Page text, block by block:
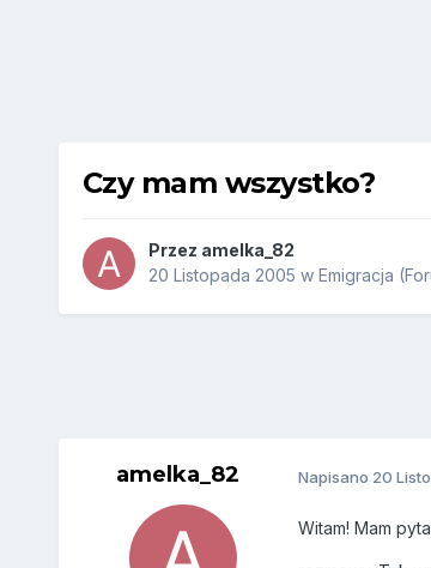
Czy mam wszystko?
Przez amelka_82
20 Listopada 2005 w Emigracja
amelka_82 Napisano 20
Witam! Mam